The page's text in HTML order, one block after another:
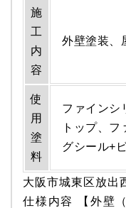
施
工
内
容
外壁塗装、
使
用
塗
料
ファインシ
トップ、
グシール+
大阪市城東区放出
仕様内容 【外壁